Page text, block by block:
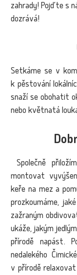
zahrady! Pojďte s
dozrává!
Setkáme se v
k pěstování
snaží se obohatit
nebo květnatá
Společně
montovat
keře na mez a
prozkoumáme,
zažraným
ukáže, jakým
přírodě napást.
nedalekého
v přírodě